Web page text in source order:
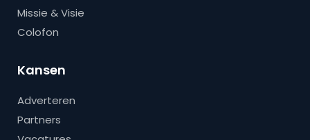
Missie & Visie
Colofon
Kansen
Adverteren
Partners